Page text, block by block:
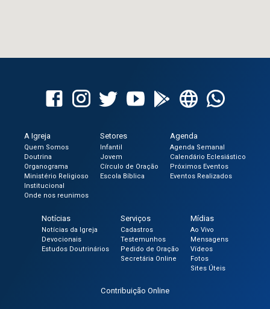
A Igreja
Quem Somos
Doutrina
Organograma
Ministério Religioso
Institucional
Onde nos reunimos
Setores
Infantil
Jovem
Círculo de Oração
Escola Bíblica
Agenda
Agenda Semanal
Calendário Eclesiástico
Próximos Eventos
Eventos Realizados
Notícias
Notícias da Igreja
Devocionais
Estudos Doutrinários
Serviços
Cadastros
Testemunhos
Pedido de Oração
Secretária Online
Mídias
Ao Vivo
Mensagens
Vídeos
Fotos
Sites Úteis
Contribuição Online